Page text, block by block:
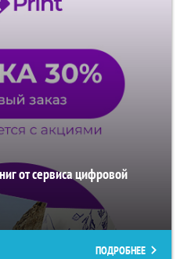
от сервиса цифровой
ПОДРОБНЕЕ